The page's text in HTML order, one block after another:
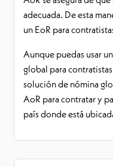
adecuada. De esta
un EoR para
Aunque puedas usar
global para
solución de nómina
AoR para contratar y
país donde está